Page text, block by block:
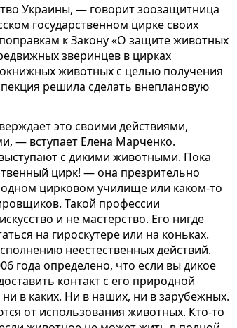
Украины, — говорит зоозащитница
государственном цирке своих
к Закону «О защите животных
зверинцев в цирках
животных с целью получения
решила сделать внеплановую
это своими действиями,
— вступает Елена Марченко.
с дикими животными. Пока
цирк! — она презрительно
цирковом училище или каком-то
Такой профессии
и не мастерство. Его нигде
на гироскутере или на коньках.
неестественных действий.
года определено, что если вы дикое
контакт с его природной
в каких. Ни в наших, ни в зарубежных.
от использования животных. Кто-то